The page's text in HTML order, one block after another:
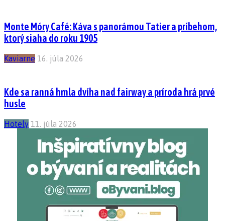
Monte Móry Café: Káva s panorámou Tatier a príbehom,
ktorý siaha do roku 1905
Kaviarne 16. júla 2026
Kde sa ranná hmla dvíha nad fairway a príroda hrá prvé
husle
Hotely 11. júla 2026